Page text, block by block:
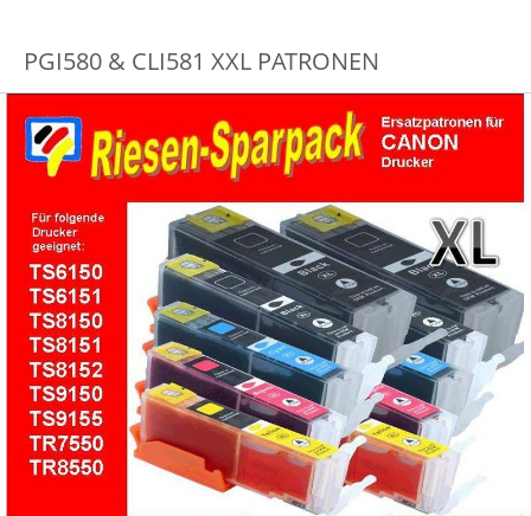
PGI580 & CLI581 XXL PATRONEN